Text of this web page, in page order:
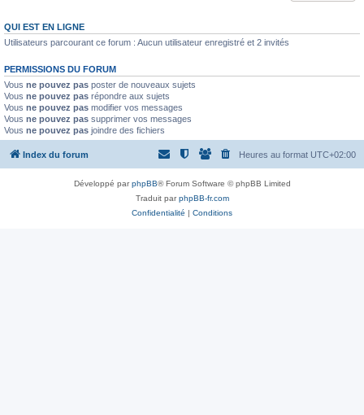
QUI EST EN LIGNE
Utilisateurs parcourant ce forum : Aucun utilisateur enregistré et 2 invités
PERMISSIONS DU FORUM
Vous ne pouvez pas poster de nouveaux sujets
Vous ne pouvez pas répondre aux sujets
Vous ne pouvez pas modifier vos messages
Vous ne pouvez pas supprimer vos messages
Vous ne pouvez pas joindre des fichiers
Index du forum Heures au format UTC+02:00
Développé parphpBB® Forum Software © phpBB Limited
Traduit parphpBB-fr.com
Confidentialité | Conditions